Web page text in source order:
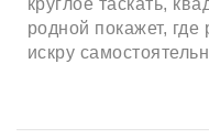
родной покажет,
искру